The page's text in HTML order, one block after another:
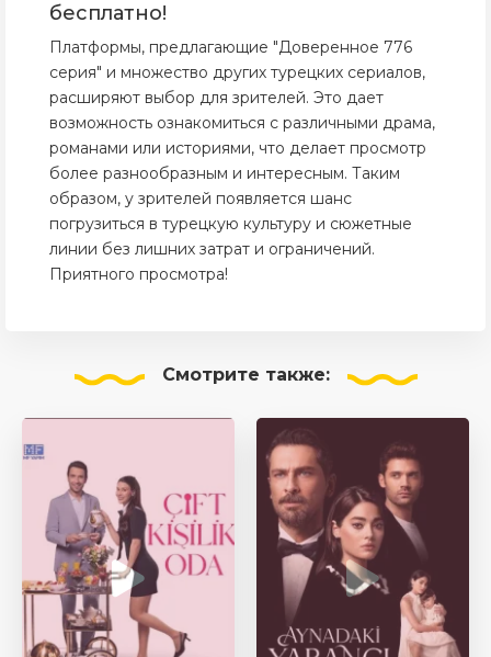
бесплатно!
Платформы, предлагающие "Доверенное 776
серия" и множество других турецких сериалов,
расширяют выбор для зрителей. Это дает
возможность ознакомиться с различными драма,
романами или историями, что делает просмотр
более разнообразным и интересным. Таким
образом, у зрителей появляется шанс
погрузиться в турецкую культуру и сюжетные
линии без лишних затрат и ограничений.
Приятного просмотра!
Смотрите также: